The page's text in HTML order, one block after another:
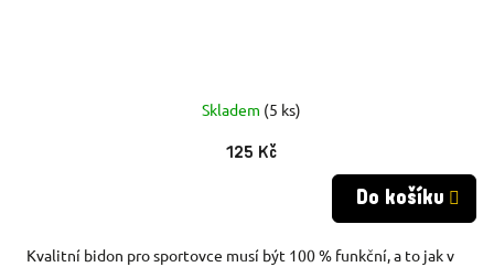
Skladem (5 ks)
125 Kč
Do košíku
Kvalitní bidon pro sportovce musí být 100 % funkční, a to jak v